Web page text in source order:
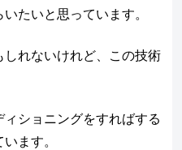
たいと思っています。
れないけれど、この技術
ショニングをすればする
ます。